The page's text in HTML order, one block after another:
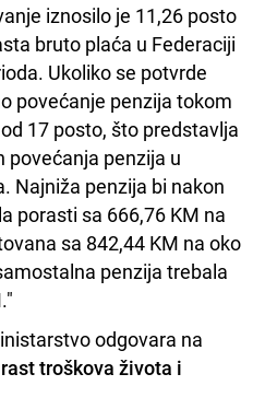
iznosilo je 11,26 posto
bruto plaća u Federaciji
Ukoliko se potvrde
povećanje penzija tokom
17 posto, što predstavlja
povećanja penzija u
Najniža penzija bi nakon
porasti sa 666,76 KM na
sa 842,44 KM na oko
penzija trebala
odgovara na
troškova života i